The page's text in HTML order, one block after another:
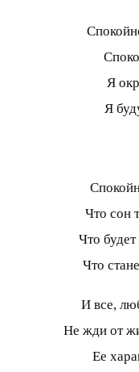
Я
Я
Что сон
Что
Что
И все,
Не жди от
Ее